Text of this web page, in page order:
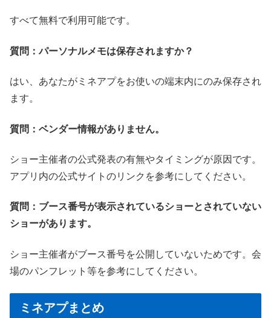
すべて無料で利用可能です。
質問：パーソナルメモは保存されますか？
はい、あなたがミネアプをお使いの端末内にのみ保存され
ます。
質問：ベンダー情報がありません。
ショー主催者の公式発表の有無やタイミングが原因です。
アプリ内の公式サイトのリンクを参考にしてください。
質問：ブース番号が表示されているショーとされていない
ショーがあります。
ショー主催者がブース番号を公開していないためです。会
場のパンフレット等を参考にしてください。
ミネアプまとめ